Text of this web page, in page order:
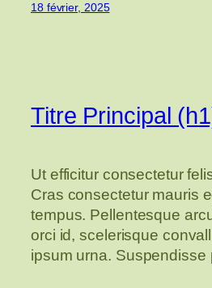
18 février, 2025
Titre Principal
Ut efficitur consectetur
Cras consectetur mauris
tempus. Pellentesque
orci id, scelerisque
ipsum urna.